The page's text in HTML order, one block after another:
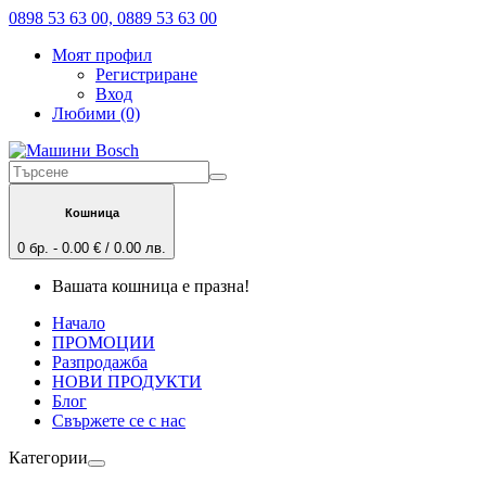
0898 53 63 00, 0889 53 63 00
Моят профил
Регистриране
Вход
Любими (0)
Кошница
0 бр. - 0.00 € / 0.00 лв.
Вашата кошница е празна!
Начало
ПРОМОЦИИ
Разпродажба
НОВИ ПРОДУКТИ
Блог
Свържете се с нас
Категории